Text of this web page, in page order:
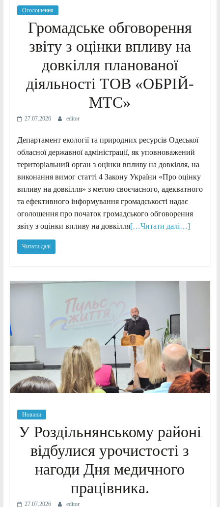
Оголошення
Громадське обговорення
звіту з оцінки впливу на
довкілля планованої
діяльності ТОВ «ОБРІЙ-
МТС»
27.07.2026 editor
Департамент екології та природних ресурсів Одеської
обласної державної адміністрації, як уповноважений
територіальний орган з оцінки впливу на довкілля, на
виконання вимог статті 4 Закону України «Про оцінку
впливу на довкілля» з метою своєчасного, адекватного
та ефективного інформування громадськості надає
оголошення про початок громадського обговорення
звіту з оцінки впливу на довкілля[…Читати далі…]
Читати далі
Новини
У Роздільнянському районі
відбулися урочистості з
нагоди Дня медичного
працівника.
27.07.2026 editor